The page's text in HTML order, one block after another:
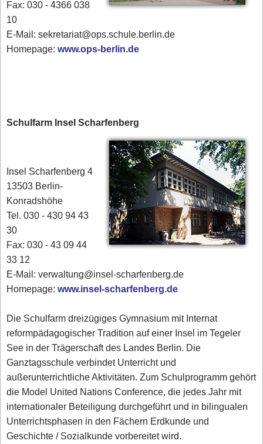
Fax: 030 - 4366 038
10
E-Mail: sekretariat@ops.schule.berlin.de
Homepage:www.ops-berlin.de
Schulfarm Insel Scharfenberg
Insel Scharfenberg 4
13503 Berlin-
Konradshöhe
Tel. 030 - 430 94 43
30
Fax: 030 - 43 09 44
33 12
E-Mail: verwaltung@insel-scharfenberg.de
Homepage:www.insel-scharfenberg.de
Die Schulfarm dreizügiges Gymnasium mit Internat
reformpädagogischer Tradition auf einer Insel im Tegeler
See in der Trägerschaft des Landes Berlin. Die
Ganztagsschule verbindet Unterricht und
außerunterrichtliche Aktivitäten. Zum Schulprogramm gehört
die Model United Nations Conference, die jedes Jahr mit
internationaler Beteiligung durchgeführt und in bilingualen
Unterrichtsphasen in den Fächern Erdkunde und
Geschichte / Sozialkunde vorbereitet wird.